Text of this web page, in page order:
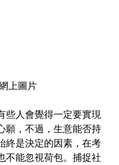
上圖片
些人會覺得一定要實現
願，不過，生意能否持
終是決定的因素，在考
不能忽視荷包。捕捉社